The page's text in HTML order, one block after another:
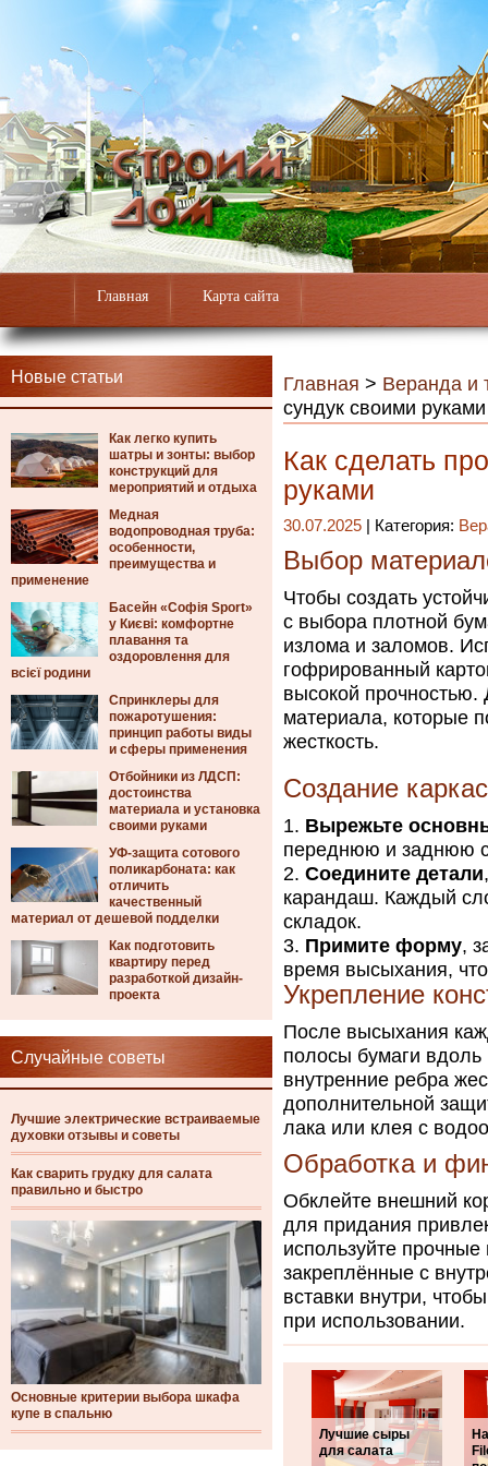
Главная Карта сайта
Новые статьи
Как легко купить
шатры и зонты: выбор
конструкций для
мероприятий и отдыха
Медная
водопроводная труба:
особенности,
преимущества и
применение
Басейн «Софія Sport»
у Києві: комфортне
плавання та
оздоровлення для
всієї родини
Спринклеры для
пожаротушения:
принцип работы виды
и сферы применения
Отбойники из ЛДСП:
достоинства
материала и установка
своими руками
УФ-защита сотового
поликарбоната: как
отличить
качественный
материал от дешевой подделки
Как подготовить
квартиру перед
разработкой дизайн-
проекта
Случайные советы
Лучшие электрические встраиваемые
духовки отзывы и советы
Как сварить грудку для салата
правильно и быстро
Основные критерии выбора шкафа
купе в спальню
Главная > Веранда и
сундук своими руками
Как сделать
руками
30.07.2025 | Категория:
Выбор
Чтобы создать
с выбора плотной
излома и заломов.
гофрированный
высокой прочностью.
материала, которые
жесткость.
Создание
Вырежьте
переднюю и заднюю
Соедините детали
карандаш. Каждый
складок.
Примите форму,
время высыхания,
Укрепление
После высыхания
полосы бумаги
внутренние ребра
дополнительной
лака или клея с
Обработка и
Обклейте внешний
для придания
используйте
закреплённые с
вставки внутри,
при использовании.
Лучшие сыры
для салата